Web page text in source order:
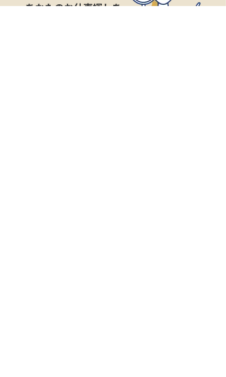
あなたのお仕事探しを